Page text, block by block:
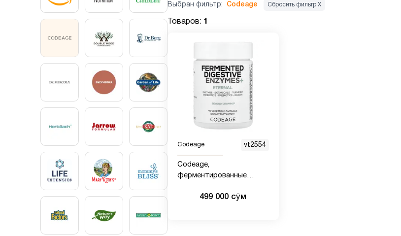
Выбран фильтр: Codeage Сбросить фильтр Х
Товаров: 1
Codeage vt2554
Codeage,
ферментированные
ферменты+, 90 капсул
499 000 сӯм